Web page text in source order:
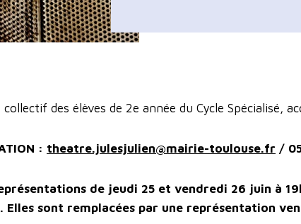
des élèves de 2e année du Cycle Spécialisé,
: theatre.julesjulien@mairie-toulouse.fr /
de jeudi 25 et vendredi 26 juin à
Elles sont remplacées par une représentation